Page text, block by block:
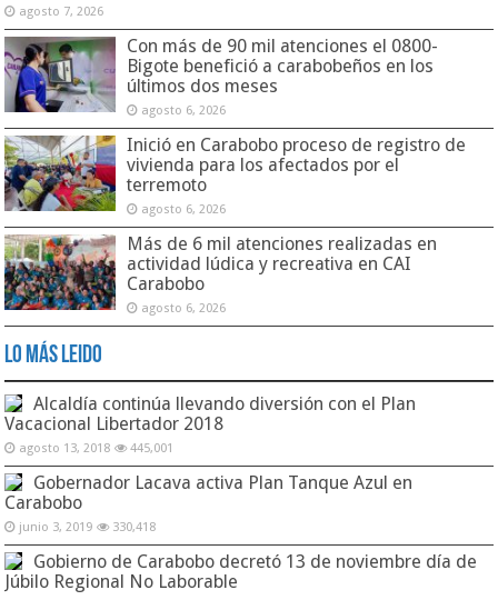
agosto 7, 2026
Con más de 90 mil atenciones el 0800-
Bigote benefició a carabobeños en los
últimos dos meses
agosto 6, 2026
Inició en Carabobo proceso de registro de
vivienda para los afectados por el
terremoto
agosto 6, 2026
Más de 6 mil atenciones realizadas en
actividad lúdica y recreativa en CAI
Carabobo
agosto 6, 2026
Lo Más Leido
Alcaldía continúa llevando diversión con el Plan
Vacacional Libertador 2018
agosto 13, 2018 445,001
Gobernador Lacava activa Plan Tanque Azul en
Carabobo
junio 3, 2019 330,418
Gobierno de Carabobo decretó 13 de noviembre día de
Júbilo Regional No Laborable